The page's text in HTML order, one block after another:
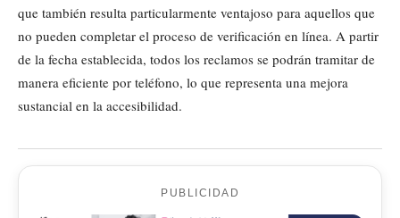
que también resulta particularmente ventajoso para aquellos que
no pueden completar el proceso de verificación en línea. A partir
de la fecha establecida, todos los reclamos se podrán tramitar de
manera eficiente por teléfono, lo que representa una mejora
sustancial en la accesibilidad.
PUBLICIDAD